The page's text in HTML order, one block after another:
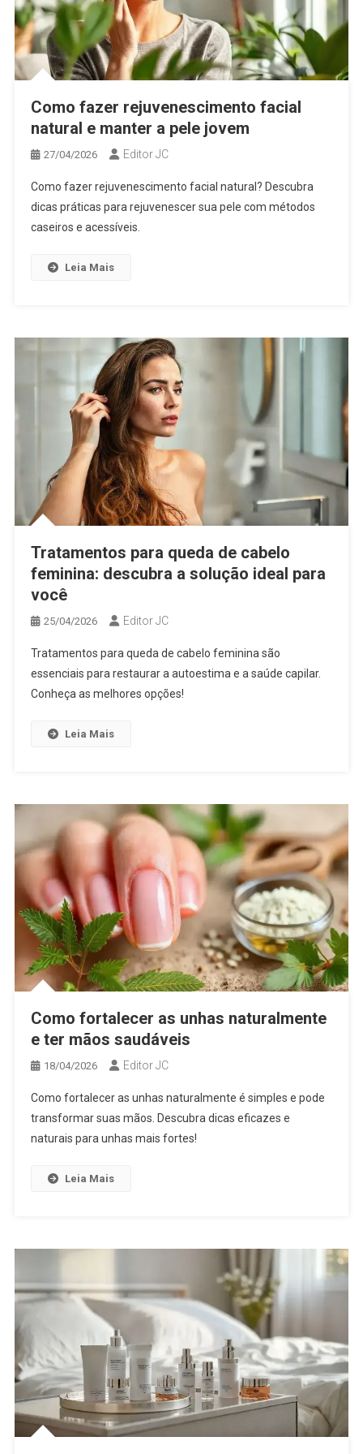
Como fazer rejuvenescimento facial
natural e manter a pele jovem
27/04/2026 Editor JC
Como fazer rejuvenescimento facial natural? Descubra
dicas práticas para rejuvenescer sua pele com métodos
caseiros e acessíveis.
Leia Mais
Tratamentos para queda de cabelo
feminina: descubra a solução ideal para
você
25/04/2026 Editor JC
Tratamentos para queda de cabelo feminina são
essenciais para restaurar a autoestima e a saúde capilar.
Conheça as melhores opções!
Leia Mais
Como fortalecer as unhas naturalmente
e ter mãos saudáveis
18/04/2026 Editor JC
Como fortalecer as unhas naturalmente é simples e pode
transformar suas mãos. Descubra dicas eficazes e
naturais para unhas mais fortes!
Leia Mais